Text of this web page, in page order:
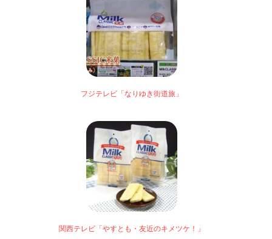
フジテレビ「なりゆき街道旅」
関西テレビ「やすとも・友近のキメツケ！」